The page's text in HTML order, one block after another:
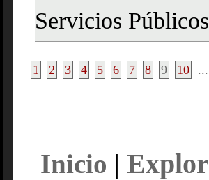
Servicios
1 2 3 4 5 6 7 8 9 10 ...
Inicio |